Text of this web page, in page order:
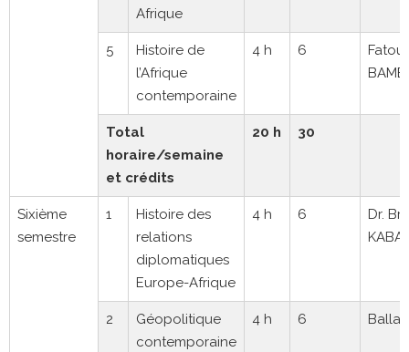
Afrique
5
Histoire de
l’Afrique
contemporaine
4 h 6
Total
horaire/semaine
et crédits
20 h 30
Sixième
semestre
1
Histoire des
relations
diplomatiques
Europe-Afrique
4 h 6
Dr.
KABA
2
Géopolitique
contemporaine
4 h 6 Balla